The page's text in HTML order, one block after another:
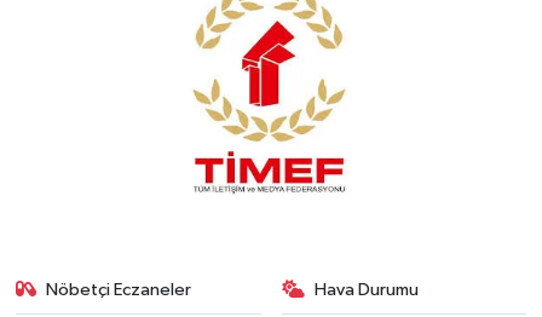
Nöbetçi Eczaneler Hava Durumu